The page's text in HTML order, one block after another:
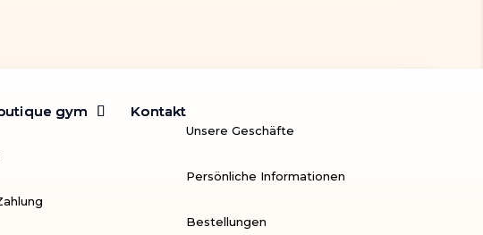
gym Kontakt
gym Kontakt
Unsere Geschäfte
Persönliche Informationen
Bestellungen